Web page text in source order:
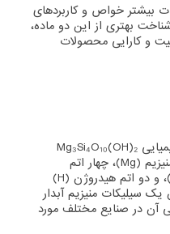
بیشتر خواص و کاربردهای
بهتری از این دو ماده،
و کارایی محصولات
تالک با فرمول شیمیایی Mg₃Si₄O₁₀(OH)₂
شناخته می‌شود که شامل سه اتم منیزیم (Mg)، چهار اتم
سیلیسیم (Si)، ده اتم اکسیژن (O)، و دو اتم هیدروژن (H)
سیلیکات منیزیم آبدار
آن در صنایع مختلف مورد